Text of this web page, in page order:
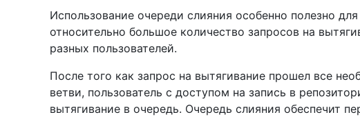
Использование очереди слияния особенно полезно
относительно большое количество запросов на
разных пользователей.
После того как запрос на вытягивание прошел все
ветви, пользователь с доступом на запись в
вытягивание в очередь. Очередь слияния обеспечит